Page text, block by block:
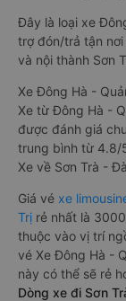
Đây là loại xe
trợ đón/trả tận
và nội thành Sơn
Xe Đông Hà -
Xe từ Đông Hà -
được đánh giá
trung bình từ 4.8/
Xe về Sơn Trà -
Giá vé xe
Trị rẻ nhất là
thuộc vào vị trí
vé Xe Đông Hà -
này có thể sẽ rẻ
Dòng xe đi Sơn